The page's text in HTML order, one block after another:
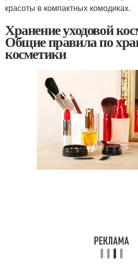
красоты в компактных комодиках.
Хранение уходовой
Общие правила по
косметики